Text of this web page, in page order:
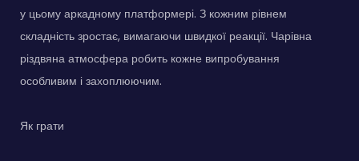
у цьому аркадному платформері. З кожним рівнем
складність зростає, вимагаючи швидкої реакції. Чарівна
різдвяна атмосфера робить кожне випробування
особливим і захоплюючим.
Як грати